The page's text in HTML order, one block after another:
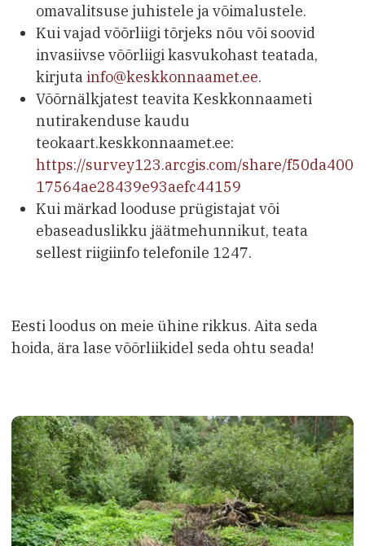
omavalitsuse juhistele ja võimalustele.
Kui vajad võõrliigi tõrjeks nõu või soovid
invasiivse võõrliigi kasvukohast teatada,
kirjuta info@keskkonnaamet.ee.
Võõrnälkjatest teavita Keskkonnaameti
nutirakenduse kaudu
teokaart.keskkonnaamet.ee:
https://survey123.arcgis.com/share/f50da400
17564ae28439e93aefc44159
Kui märkad looduse prügistajat või
ebaseaduslikku jäätmehunnikut, teata
sellest riigiinfo telefonile 1247.
Eesti loodus on meie ühine rikkus. Aita seda
hoida, ära lase võõrliikidel seda ohtu seada!